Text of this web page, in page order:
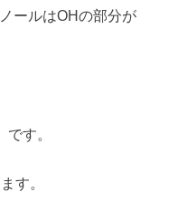
ールはOHの部分が
す。
す。